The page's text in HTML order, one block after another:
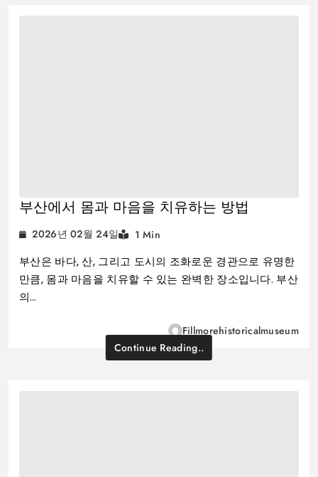
부산에서 몸과 마음을 치유하는 방법
2026년 02월 24일 1 Min
부산은 바다, 산, 그리고 도시의 조화로운 경관으로 유명한
만큼, 몸과 마음을 치유할 수 있는 완벽한 장소입니다. 부산
의…
Fillmorehistoricalmuseum
Continue Reading..